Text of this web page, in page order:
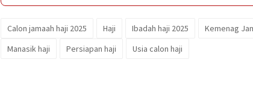
Calon jamaah haji 2025 Haji Ibadah haji 2025 Kemenag
Manasik haji
Persiapan haji Usia calon haji